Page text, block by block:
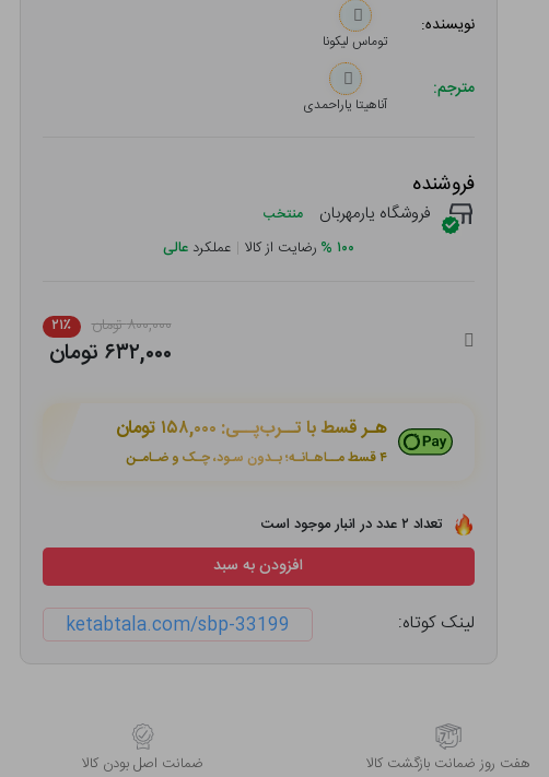
نویسنده:
توماس لیکونا
مترجم:
آناهیتا یاراحمدی
فروشنده
فروشگاه یارمهربان منتخب
۱۰۰ % رضایت از کالا | عملکرد عالی
۸۰۰,۰۰۰ تومان ۲۱٪
۶۳۲,۰۰۰ تومان
هـر قسط با تــرب‌پــی: ۱۵۸,۰۰۰ تومان
۴ قسط مــاهـانـه؛ بـدون سـود، چـک و ضـامـن
تعداد ۲ عدد در انبار موجود است
افزودن به سبد
لینک کوتاه: ketabtala.com/sbp-33199
هفت روز ضمانت بازگشت کالا ﺿﻤﺎﻧﺖ اﺻﻞ ﺑﻮدن ﮐﺎﻟﺎ